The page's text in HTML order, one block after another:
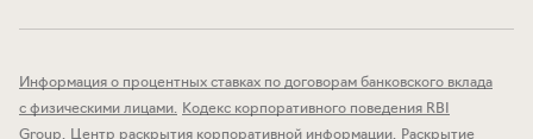
Информация о процентных ставках по договорам банковского вклада
с физическими лицами. Кодекс корпоративного поведения RBI
Group. Центр раскрытия корпоративной информации. Раскрытие